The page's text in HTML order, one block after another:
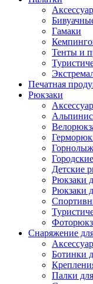
Гамаки
Тенты и
Печатная
Рюкзаки
Детские
Рюкзаки
Рюкзаки
Снаряжение
Ботинки
Палки